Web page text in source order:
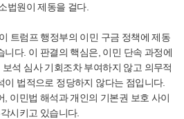
법원이 제동을 걸다.
트럼프 행정부의 이민 구금 정책에 제동
니다. 이 판결의 핵심은, 이민 단속 과정에
석 심사 기회조차 부여하지 않고 의무적
이 법적으로 정당하지 않다는 점입니다.
, 이민법 해석과 개인의 기본권 보호 사이
시키고 있습니다.